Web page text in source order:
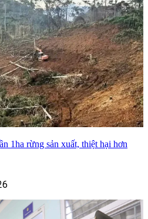
1ha rừng sản xuất, thiệt hại hơn